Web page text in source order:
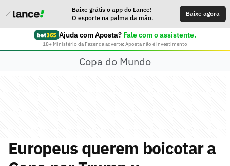
Baixe grátis o app do Lance!
O esporte na palma da mão.
Baixe agora
Ajuda com Aposta? Fale com o assistente.
18+ Ministério da Fazenda adverte: Aposta não é investimento
Copa do Mundo
Europeus querem boicotar a